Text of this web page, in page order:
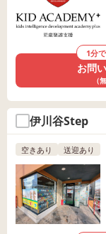
1分
お問
（
伊川谷Step
空きあり 送迎あり